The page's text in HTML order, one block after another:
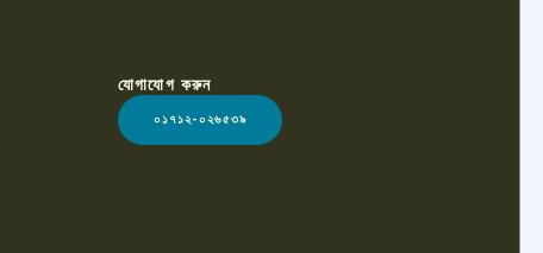
যোগাযোগ করুন
০১৭১২-০২৬৫৩৯